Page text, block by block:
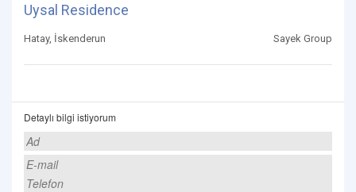
Uysal Residence
Hatay, İskenderun Sayek Group
Detaylı bilgi istiyorum